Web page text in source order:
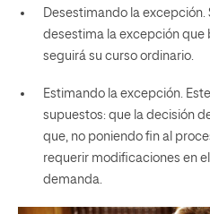
Desestimando la excepción.
desestima la excepción que
seguirá su curso ordinario.
Estimando la excepción.
supuestos: que la decisión
que, no poniendo fin al
requerir modificaciones en
demanda.